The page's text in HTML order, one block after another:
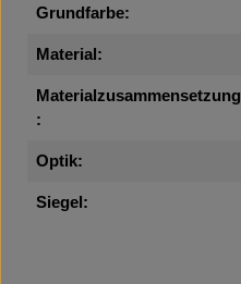
Grundfarbe:
Material:
Materialzusammensetzung
:
Optik:
Siegel: